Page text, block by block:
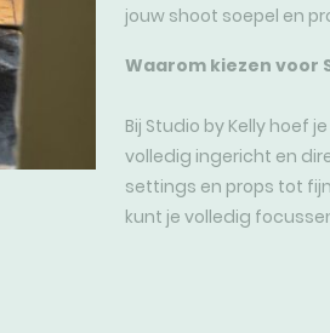
jouw shoot soepel en
Waarom kiezen voor
Bij Studio by Kelly hoef
volledig ingericht en
settings en props tot
kunt je volledig